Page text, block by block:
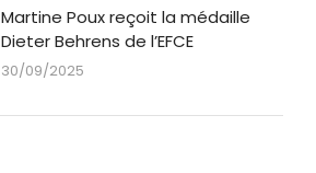
Martine Poux reçoit la médaille
Dieter Behrens de l’EFCE
30/09/2025